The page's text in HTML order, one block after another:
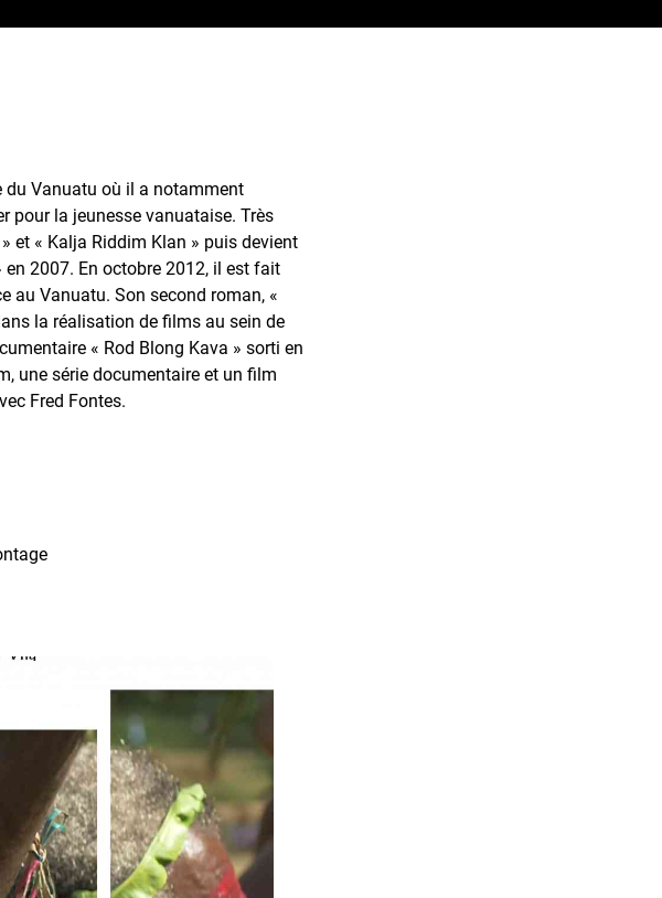
du Vanuatu où il a notamment
pour la jeunesse vanuataise. Très
et « Kalja Riddim Klan » puis devient
2007. En octobre 2012, il est fait
au Vanuatu. Son second roman, «
la réalisation de films au sein de
« Rod Blong Kava » sorti en
une série documentaire et un film
Fred Fontes.